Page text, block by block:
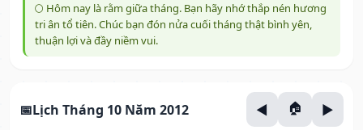
🌕 Hôm nay là rằm giữa tháng. Bạn hãy nhớ thắp nén hương
tri ân tổ tiên. Chúc bạn đón nửa cuối tháng thật bình yên,
thuận lợi và đầy niềm vui.
Lịch Tháng 10 Năm 2012